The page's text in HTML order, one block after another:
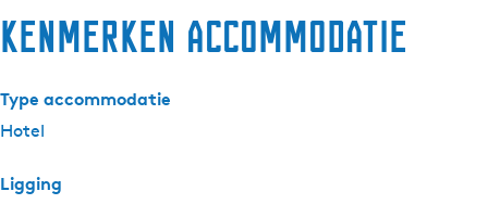
Kenmerken accommodatie
Type accommodatie
Hotel
Ligging